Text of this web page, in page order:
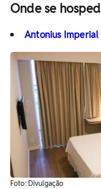
Onde se
Antonius Imperial
Foto: Divulgação